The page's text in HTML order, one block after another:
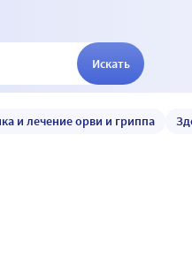
Искать
и лечение орви и гриппа